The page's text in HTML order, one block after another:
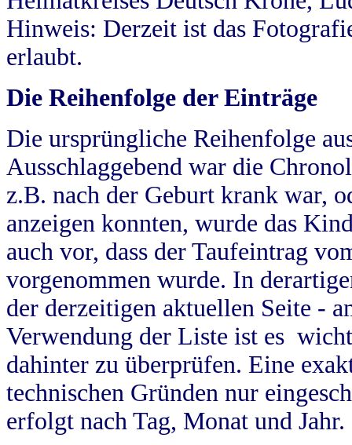
Hinweis: Derzeit ist das
erlaubt.
Die Reihenfolge der Einträge
Die ursprüngliche Reihenfolge
Ausschlaggebend war die
z.B. nach der Geburt krank war,
anzeigen konnten, wurde das
auch vor, dass der Taufeintrag
vorgenommen wurde. In
der derzeitigen aktuellen Seite -
Verwendung der Liste ist es
dahinter zu überprüfen. Eine
technischen Gründen nur
erfolgt nach Tag, Monat und Jahr.